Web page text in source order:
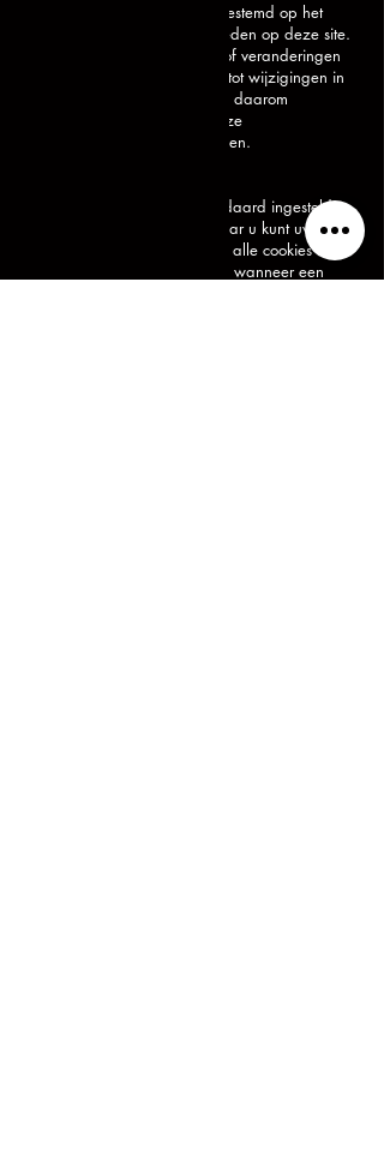
Deze privacyverklaring is afgestemd op het
gebruik van en de mogelijkheden op deze site.
Eventuele aanpassingen en/of veranderingen
van deze site, kunnen leiden tot wijzigingen in
deze privacyverklaring. Het is daarom
raadzaam om regelmatig deze
privacyverklaring te raadplegen.
De meeste browsers zijn standaard ingesteld
om cookies te accepteren, maar u kunt uw
browser opnieuw instellen om alle cookies te
weigeren of om aan te geven wanneer een